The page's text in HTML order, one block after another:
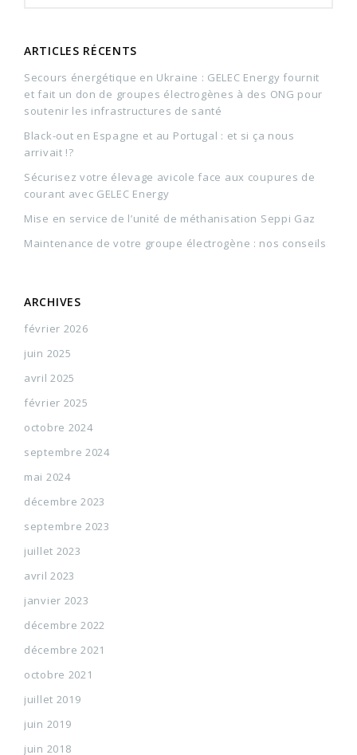
ARTICLES RÉCENTS
Secours énergétique en Ukraine : GELEC Energy fournit
et fait un don de groupes électrogènes à des ONG pour
soutenir les infrastructures de santé
Black-out en Espagne et au Portugal : et si ça nous
arrivait !?
Sécurisez votre élevage avicole face aux coupures de
courant avec GELEC Energy
Mise en service de l’unité de méthanisation Seppi Gaz
Maintenance de votre groupe électrogène : nos conseils
ARCHIVES
février 2026
juin 2025
avril 2025
février 2025
octobre 2024
septembre 2024
mai 2024
décembre 2023
septembre 2023
juillet 2023
avril 2023
janvier 2023
décembre 2022
décembre 2021
octobre 2021
juillet 2019
juin 2019
juin 2018